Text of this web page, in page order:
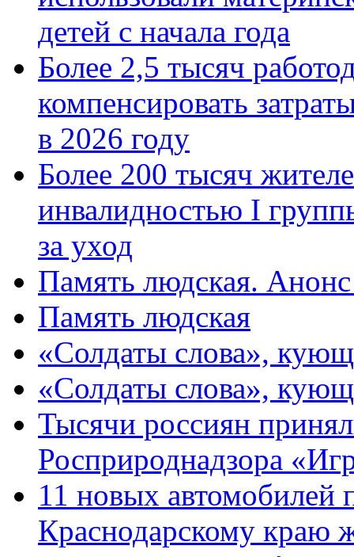
детей с начала года
Более 2,5 тысяч
компенсировать
в 2026 году
Более 200 тысяч
инвалидностью I
за уход
Память людская.
Память людская
«Солдаты слова»,
«Солдаты слова»,
Тысячи россиян
Росприроднадзора
11 новых автомобилей
Краснодарскому краю